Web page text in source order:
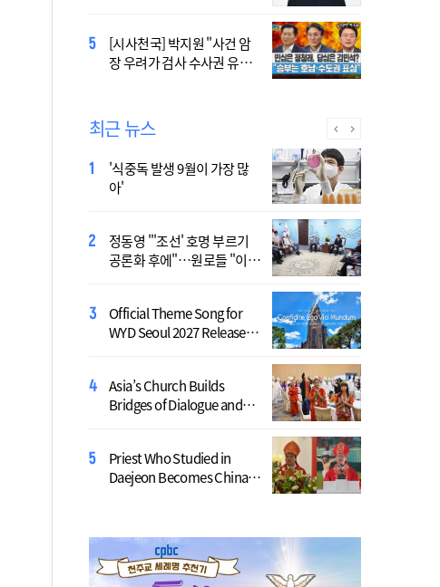
[시사천국] 박지원 "사건 암
장 우려가 검사 수사권 유지
제가 공개…희망의 선율 울
린다
최근 뉴스
'식중독 발생 9월이 가장 많
아'
정동영 "'조선' 호명 부르기
공론화 후에"…원로들 "이름
Official Theme Song for
WYD Seoul 2027 Released
Asia’s Church Builds
Bridges of Dialogue and
Priest Who Studied in
Daejeon Becomes China’s
北, 단거리 탄도미사일 발사
침묵…관영매체 보도 없어
역대 최대 전력수요 경신 우
려…기후부, 긴급 점검
李, 수도권 공급 대책 챙긴
다…오늘 부동산 점검 2차 회
[시사천국] "사관학교 통합?
명분이 틀렸다"…40년 고수
北, 북, 동해상으로 미상 발사
체 발사…6월 25일 이후 42